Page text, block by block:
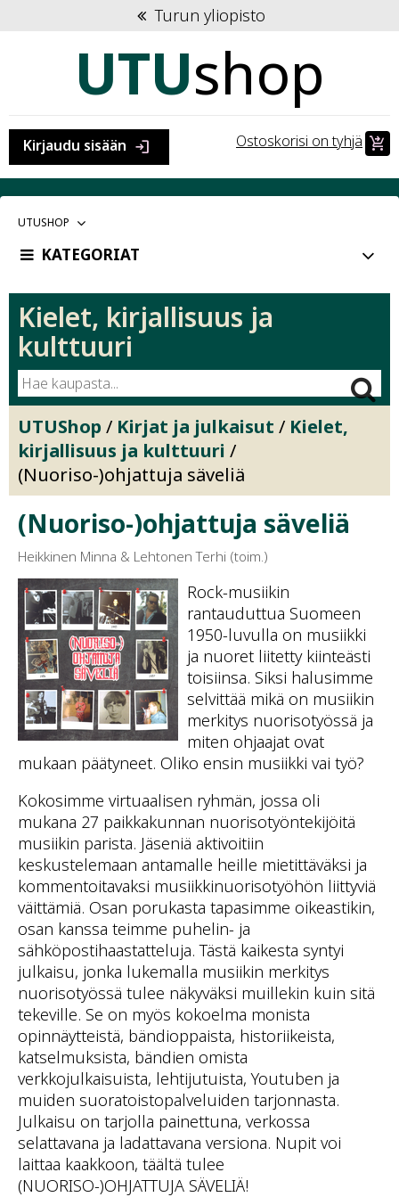
Turun yliopisto
UTUshop
Kirjaudu sisään login Ostoskorisi on tyhjä shopping_cart_checkout
VALITTU
UTUSHOP
KATEGORIAT
Kategoria:
Kielet, kirjallisuus ja
kulttuuri
UTUShop / Kirjat ja julkaisut / Kielet,
kirjallisuus ja kulttuuri /
(Nuoriso-)ohjattuja säveliä
(Nuoriso-)ohjattuja säveliä
Heikkinen Minna & Lehtonen Terhi (toim.)
Rock-musiikin
rantauduttua Suomeen
1950-luvulla on musiikki
ja nuoret liitetty kiinteästi
toisiinsa. Siksi halusimme
selvittää mikä on musiikin
merkitys nuorisotyössä ja
miten ohjaajat ovat
mukaan päätyneet. Oliko ensin musiikki vai työ?
Kokosimme virtuaalisen ryhmän, jossa oli
mukana 27 paikkakunnan nuorisotyöntekijöitä
musiikin parista. Jäseniä aktivoitiin
keskustelemaan antamalle heille mietittäväksi ja
kommentoitavaksi musiikkinuorisotyöhön liittyviä
väittämiä. Osan porukasta tapasimme oikeastikin,
osan kanssa teimme puhelin- ja
sähköpostihaastatteluja. Tästä kaikesta syntyi
julkaisu, jonka lukemalla musiikin merkitys
nuorisotyössä tulee näkyväksi muillekin kuin sitä
tekeville. Se on myös kokoelma monista
opinnäytteistä, bändioppaista, historiikeista,
katselmuksista, bändien omista
verkkojulkaisuista, lehtijutuista, Youtuben ja
muiden suoratoistopalveluiden tarjonnasta.
Julkaisu on tarjolla painettuna, verkossa
selattavana ja ladattavana versiona. Nupit voi
laittaa kaakkoon, täältä tulee
(NUORISO-)OHJATTUJA SÄVELIÄ!